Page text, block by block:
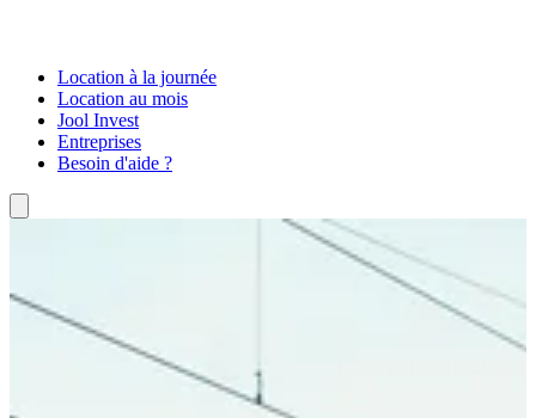
Location à la journée
Location au mois
Jool Invest
Entreprises
Besoin d'aide ?